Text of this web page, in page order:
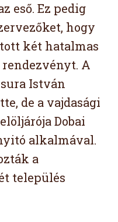
eső. Ez pedig
hogy
két hatalmas
A
István
de a vajdasági
Dobai
alkalmával.
a
település